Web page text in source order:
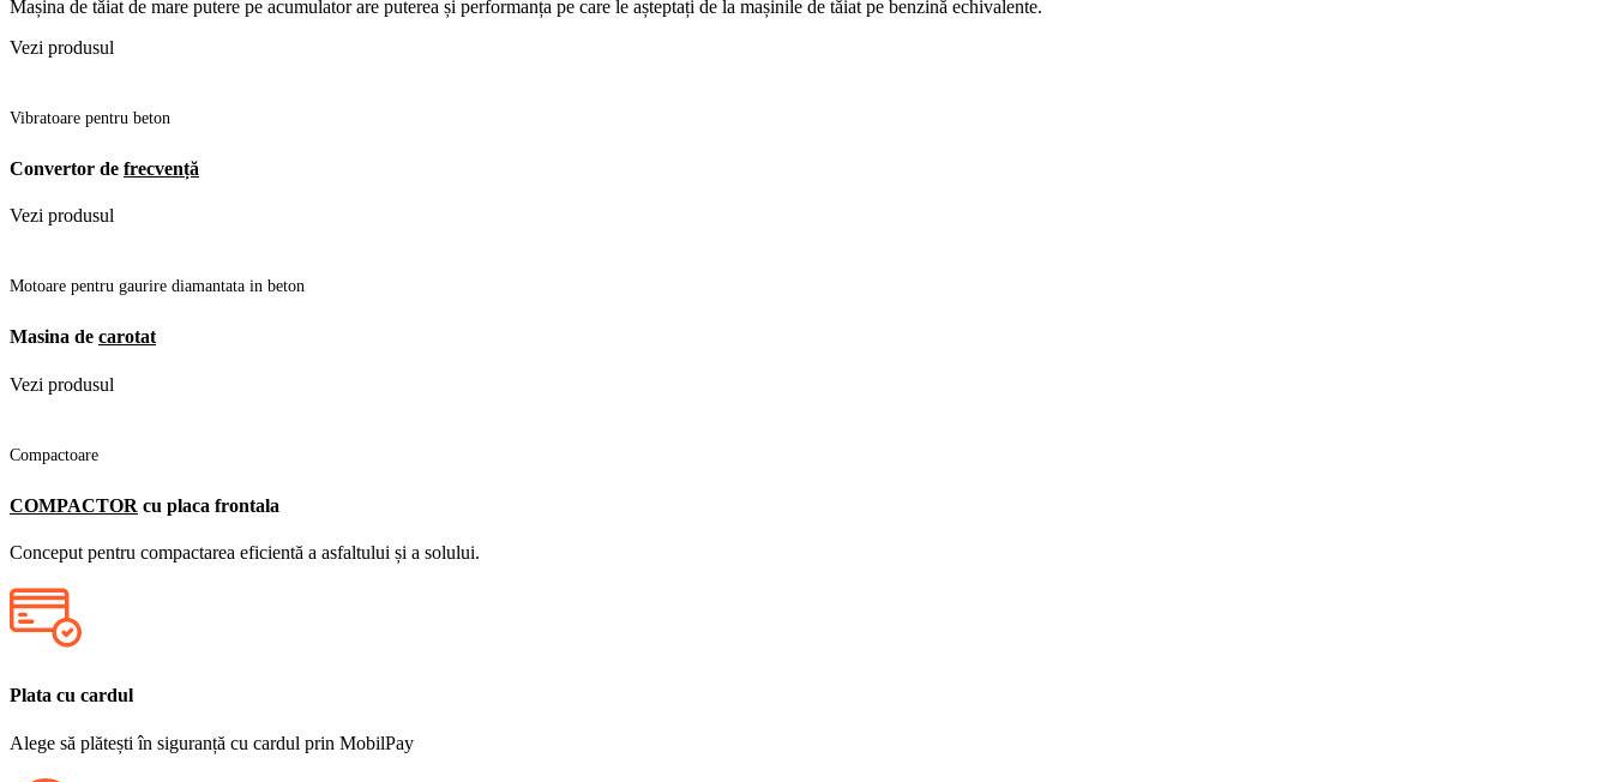
Mașina de tăiat de mare putere pe acumulator are puterea și performanța pe care le așteptați de la mașinile de tăiat pe benzină echivalente.
Vezi produsul
Vibratoare pentru beton
Convertor de frecvență
Vezi produsul
Motoare pentru gaurire diamantata in beton
Masina de carotat
Vezi produsul
Compactoare
COMPACTOR cu placa frontala
Conceput pentru compactarea eficientă a asfaltului și a solului.
Plata cu cardul
Alege să plătești în siguranță cu cardul prin MobilPay